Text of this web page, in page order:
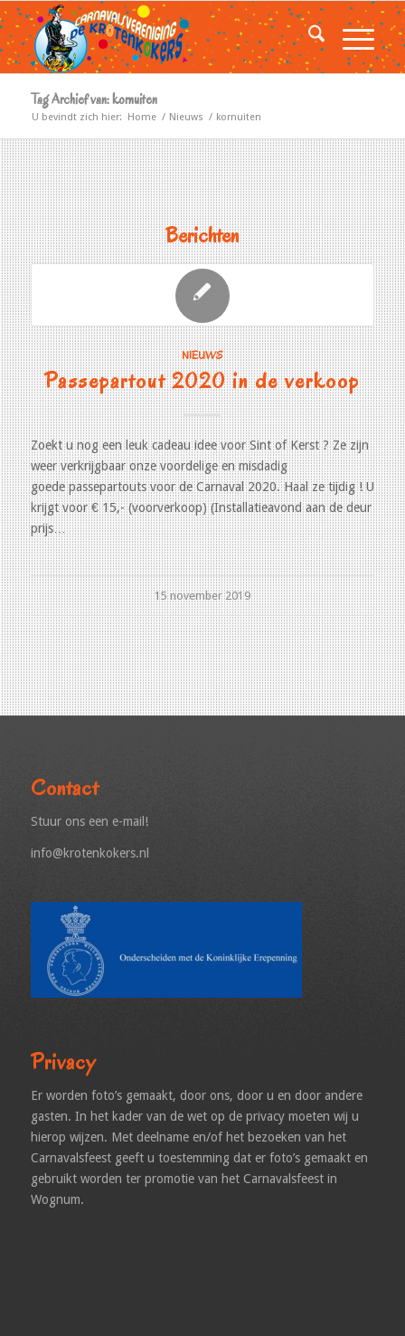
Tag Archief van: kornuiten
U bevindt zich hier: Home / Nieuws / kornuiten
Berichten
NIEUWS
Passepartout 2020 in de verkoop
Zoekt u nog een leuk cadeau idee voor Sint of Kerst ? Ze zijn
weer verkrijgbaar onze voordelige en misdadig
goede passepartouts voor de Carnaval 2020. Haal ze tijdig ! U
krijgt voor € 15,- (voorverkoop) (Installatieavond aan de deur
prijs…
15 november 2019
Contact
Stuur ons een e-mail!
info@krotenkokers.nl
Privacy
Er worden foto’s gemaakt, door ons, door u en door andere
gasten. In het kader van de wet op de privacy moeten wij u
hierop wijzen. Met deelname en/of het bezoeken van het
Carnavalsfeest geeft u toestemming dat er foto’s gemaakt en
gebruikt worden ter promotie van het Carnavalsfeest in
Wognum.